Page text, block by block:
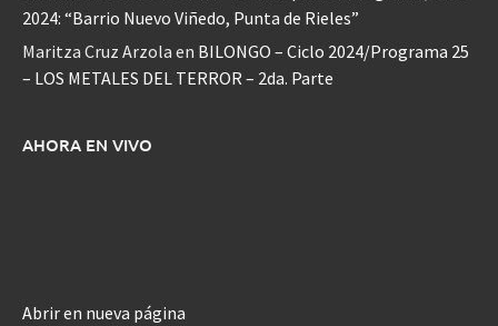
2024: “Barrio Nuevo Viñedo, Punta de Rieles”
Maritza Cruz Arzola en BILONGO – Ciclo 2024/Programa 25
– LOS METALES DEL TERROR – 2da. Parte
AHORA EN VIVO
Abrir en nueva página